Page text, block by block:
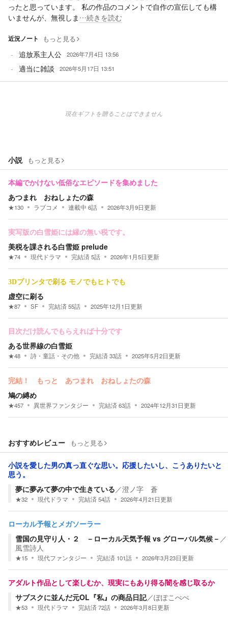
ったと思っています。 私の作品のコメントで自作の宣伝しても構
いませんが、無視しま …続きを読む
近況ノート もっと見る
追放系主人公 2026年7月4日 13:56
適当に雑談 2026年5月17日 13:51
現在ギフトを贈ることはできません
小説 もっと見る
本編でかけない低俗なエピソードを集めました
あつまれ おねしょたの森
★130 ラブコメ 連載中 6話 2026年3月9日更新
実写版の白雪姫には縁の無い税です。
美税を課される白雪姫 prelude
★74 現代ドラマ 完結済5話 2026年1月5日更新
3Dプリンタで刷る モノでもヒトでも
虚空に刷る
★87 SF 完結済55話 2025年12月1日更新
目次だけ読んでもらえれば十分です
ある世界線の白雪姫
★48 詩・童話・その他 完結済33話 2025年5月2日更新
完結！ もっと あつまれ おねしょたの森
鳩の縛め
★457 異世界ファンタジー 完結済63話 2024年12月31日更新
おすすめレビュー もっと見る
小説を愛した男の真っ直ぐな思い。応援したいし、こうありたいと
思う。
夢に夢みて夢の中で生きている／澄ノ字 蒼
★32 現代ドラマ 完結済54話 2026年4月21日更新
ローカル予報とメガソーラー
雪国の見守り人・２ －ローカル天気予報 vs グローバル気候－ ／
風雪詩人
★15 現代ファンタジー 完結済 101話 2026年3月23日更新
アダルト作品として楽しむか、現実にもあり得る闇を感じ取るか
サブスクに並んだ元OL『私』の商品日記／ぽぽこぺぺ
★53 現代ドラマ 完結済72話 2026年3月8日更新